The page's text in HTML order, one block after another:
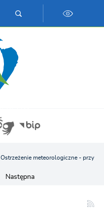
Ostrzeżenie meteorologiczne -
Następna